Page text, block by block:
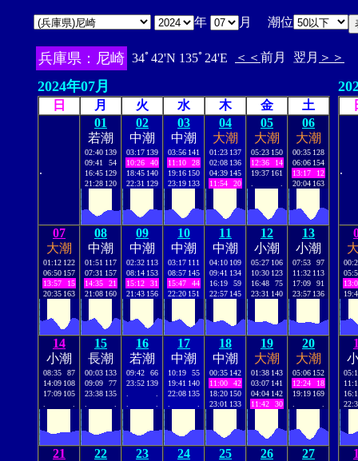
年 月 潮位
兵庫県：尼崎 34ﾟ42'N 135ﾟ24'E ＜＜ 前月 翌月 ＞＞
2024年07月
日 月 火 水 木 金 土
.
01
若潮
02:40 139
09:41
54
16:45 129
21:28 120
02
中潮
03:17 139
10:26
40
18:45 140
22:31 129
03
中潮
03:56 141
11:10
28
19:16 150
23:19 133
04
大潮
01:23 137
02:08 136
04:39 145
11:54
20
05
大潮
05:23 150
12:36
14
19:37 161
06
大潮
00:35 128
06:06 154
13:17
12
20:04 163
07
大潮
01:12 122
06:50 157
13:57
15
20:35 163
08
中潮
01:51 117
07:31 157
14:35
21
21:08 160
09
中潮
02:32 113
08:14 153
15:12
31
21:43 156
10
中潮
03:17 111
08:57 145
15:47
44
22:20 151
11
中潮
04:10 109
09:41 134
16:19
59
22:57 145
12
小潮
05:27 106
10:30 123
16:48
75
23:31 140
13
小潮
07:53
97
11:32 113
17:09
91
23:57 136
14
小潮
08:35
87
14:09 108
17:09 105
15
長潮
00:03 133
09:09
77
23:38 135
16
若潮
09:42
66
23:52 139
17
中潮
10:19
55
19:41 140
22:08 135
18
中潮
00:35 142
11:00
42
18:20 150
23:01 133
19
大潮
01:38 143
03:07 141
04:04 142
11:42
30
20
大潮
05:06 152
12:24
18
19:19 169
21
22
23
24
25
26
27
.